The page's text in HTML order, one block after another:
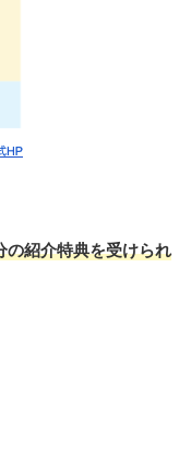
紹介特典を受けられ